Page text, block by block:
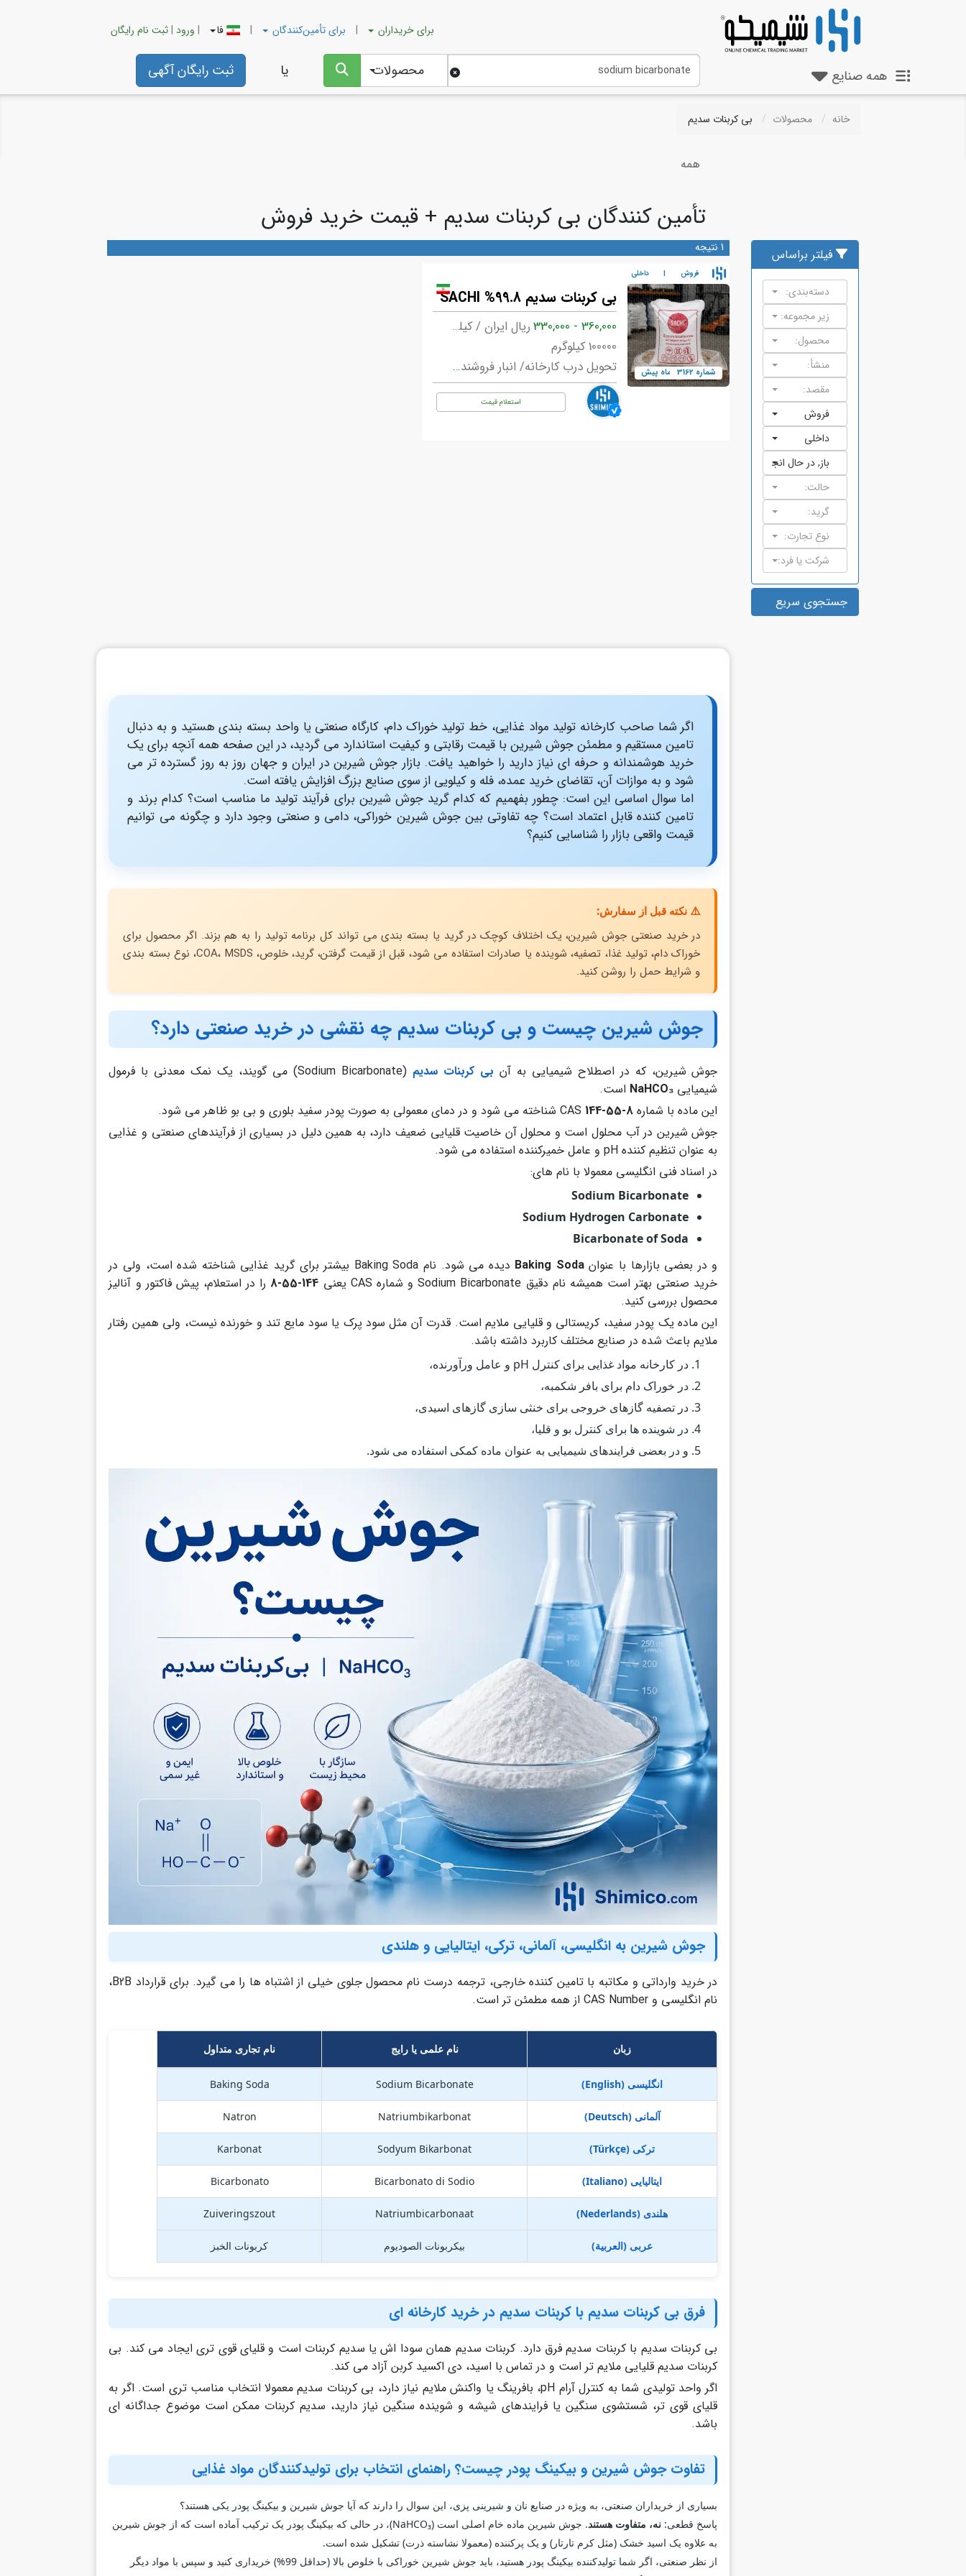
برایخریداران | برایتأمین‌کنندگان | فا | ورود |ثبت نام رایگان
همهصنایع محصولات يا ثبت رایگان آگهی
خانه محصولات بی کربنات سدیم
همه
تأمین کنندگان بی کربنات سدیم + قیمت خرید فروش
فیلتر براساس
دسته‌بندی:
زیر مجموعه:
محصول:
منشأ:
مقصد:
فروش
داخلي
باز,در حال انجام
حالت:
گرید:
نوع تجارت:
شرکت یا فرد:
جستجوی سریع
1 نتیجه
فروش | داخلي
ماه پیش شماره 3162
بی کربنات سدیم 99.8% SACHI
360,000 - 330,000
ریال ایران / کیلوگرم
100000کیلوگرم
تحویل درب کارخانه/ انبار فروشنده تهران, ایران
استعلام قیمت
اگر شما صاحب کارخانه تولید مواد غذایی، خط تولید خوراک دام، کارگاه صنعتی یا واحد بسته بندی هستید و به دنبال
تامین مستقیم و مطمئن جوش شیرین با قیمت رقابتی و کیفیت استاندارد می گردید، در این صفحه همه آنچه برای یک
خرید هوشمندانه و حرفه ای نیاز دارید را خواهید یافت. بازار جوش شیرین در ایران و جهان روز به روز گسترده تر می
شود و به موازات آن، تقاضای خرید عمده، فله و کیلویی از سوی صنایع بزرگ افزایش یافته است.
اما سوال اساسی این است: چطور بفهمیم که کدام گرید جوش شیرین برای فرآیند تولید ما مناسب است؟ کدام برند و
تامین کننده قابل اعتماد است؟ چه تفاوتی بین جوش شیرین خوراکی، دامی و صنعتی وجود دارد و چگونه می توانیم
قیمت واقعی بازار را شناسایی کنیم؟
⚠️ نکته قبل از سفارش:
در خرید صنعتی جوش شیرین، یک اختلاف کوچک در گرید یا بسته بندی می تواند کل برنامه تولید را به هم بزند. اگر محصول برای
خوراک دام، تولید غذا، تصفیه، شوینده یا صادرات استفاده می شود، قبل از قیمت گرفتن، گرید، خلوص، COA، MSDS، نوع بسته بندی
و شرایط حمل را روشن کنید.
جوش شیرین چیست و بی کربنات سدیم چه نقشی در خرید صنعتی دارد؟
جوش شیرین، که در اصطلاح شیمیایی به آن بی کربنات سدیم
(Sodium Bicarbonate) می گویند، یک نمک معدنی با فرمول
شیمیایی NaHCO₃ است.
این ماده با شماره CAS 144-55-8
شناخته می شود و در دمای معمولی به صورت پودر سفید بلوری و بی بو ظاهر می شود.
جوش شیرین در آب محلول است و محلول آن خاصیت قلیایی ضعیف دارد، به همین دلیل در بسیاری از فرآیندهای صنعتی و غذایی
به عنوان تنظیم کننده pH و عامل خمیرکننده استفاده می شود.
در اسناد فنی انگلیسی معمولا با نام های:
Sodium Bicarbonate
Sodium Hydrogen Carbonate
Bicarbonate of Soda
و در بعضی بازارها با عنوانBaking Soda
دیده می شود. نام Baking Soda بیشتر برای گرید غذایی شناخته شده است، ولی در
خرید صنعتی بهتر است همیشه نام دقیق Sodium Bicarbonate و شماره CAS یعنی
144-55-8
را در استعلام، پیش فاکتور و آنالیز
محصول بررسی کنید.
این ماده یک پودر سفید، کریستالی و قلیایی ملایم است. قدرت آن مثل سود پرک یا سود مایع تند و خورنده نیست، ولی همین رفتار
ملایم باعث شده در صنایع مختلف کاربرد داشته باشد.
در کارخانه مواد غذایی برای کنترل pH و عامل ورآورنده،
در خوراک دام برای بافر شکمبه،
در تصفیه گازهای خروجی برای خنثی سازی گازهای اسیدی،
در شوینده ها برای کنترل بو و قلیا،
و در بعضی فرایندهای شیمیایی به عنوان ماده کمکی استفاده می شود.
جوش شیرین به انگلیسی، آلمانی، ترکی، ایتالیایی و هلندی
در خرید وارداتی و مکاتبه با تامین کننده خارجی، ترجمه درست نام محصول جلوی خیلی از اشتباه ها را می گیرد. برای قرارداد B2B،
نام انگلیسی و CAS Number از همه مطمئن تر است.
زبان نام علمی یا رایج نام تجاری متداول
انگلیسی (English) Sodium Bicarbonate
Baking Soda
آلمانی (Deutsch) Natriumbikarbonat
Natron
ترکی (Türkçe) Sodyum Bikarbonat
Karbonat
ایتالیایی (Italiano) Bicarbonato di Sodio
Bicarbonato
هلندی (Nederlands) Natriumbicarbonaat
Zuiveringszout
عربی (العربية) بيكربونات الصوديوم كربونات الخبز
فرق بی کربنات سدیم با کربنات سدیم در خرید کارخانه ای
بی کربنات سدیم با کربنات سدیم فرق دارد. کربنات سدیم همان سودا اش یا سدیم کربنات است و قلیای قوی تری ایجاد می کند. بی
کربنات سدیم قلیایی ملایم تر است و در تماس با اسید، دی اکسید کربن آزاد می کند.
اگر واحد تولیدی شما به کنترل آرام pH، بافرینگ یا واکنش ملایم نیاز دارد، بی کربنات سدیم معمولا انتخاب مناسب تری است. اگر به
قلیای قوی تر، شستشوی سنگین یا فرایندهای شیشه و شوینده سنگین نیاز دارید، سدیم کربنات ممکن است موضوع جداگانه ای
باشد.
تفاوت جوش شیرین و بیکینگ پودر چیست؟ راهنمای انتخاب برای تولیدکنندگان مواد غذایی
بسیاری از خریداران صنعتی، به ویژه در صنایع نان و شیرینی پزی، این سوال را دارند که آیا جوش شیرین و بیکینگ پودر یکی هستند؟
پاسخ قطعی: نه، متفاوت هستند
. جوش شیرین ماده خام اصلی است (NaHCO₃)، در حالی که بیکینگ پودر یک ترکیب آماده است که از جوش شیرین
به علاوه یک اسید خشک (مثل کرم تارتار) و یک پرکننده (معمولا نشاسته ذرت) تشکیل شده است.
از نظر صنعتی، اگر شما تولیدکننده بیکینگ پودر هستید، باید جوش شیرین خوراکی با خلوص بالا (حداقل 99%) خریداری کنید و سپس با مواد دیگر